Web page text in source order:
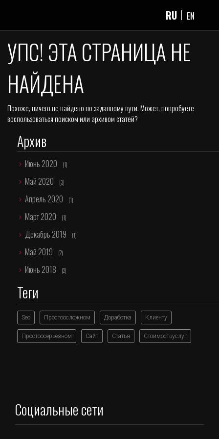
RU EN
УПС! ЭТА СТРАНИЦА НЕ
НАЙДЕНА
Похоже, ничего не найдено по заданному пути. Может, попробуете
воспользоваться поиском или архивом статей?
Архив
Июнь 2020 (1)
Май 2020 (3)
Апрель 2020 (1)
Март 2020 (1)
Декабрь 2019 (1)
Май 2019 (2)
Июнь 2018 (2)
Теги
Seo Простоосложном Доработка Клиенту
Простоосерьезном Сайт Статья Стоимостьуслуг
Социальные сети